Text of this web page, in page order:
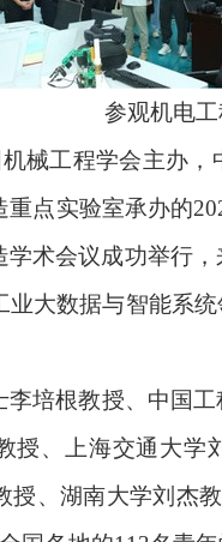
参观机电
机械工程学会主办
重点实验室承办的
术会议成功举行
大数据与智能系
培根教授、中国
授、上海交通大学
授、湖南大学刘杰